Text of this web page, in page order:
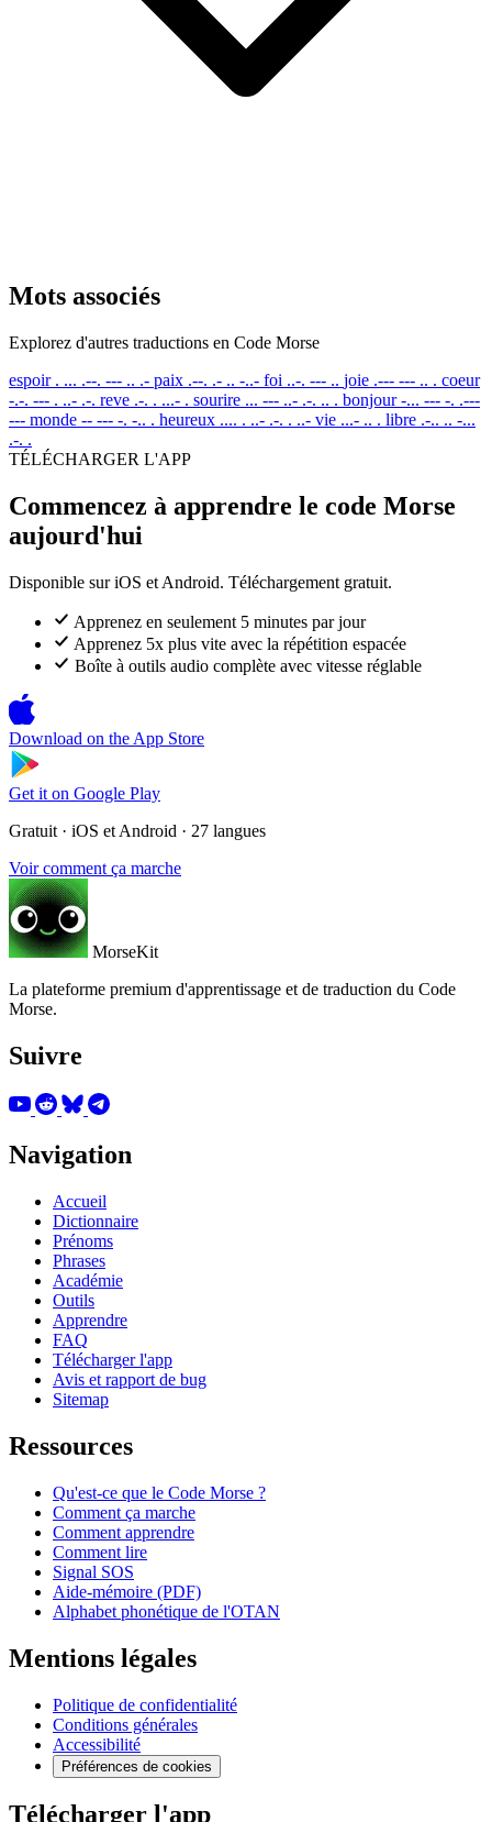
Mots associés
Explorez d'autres traductions en Code Morse
espoir . ... .--. --- .. .- paix .--. .- .. -..- foi ..-. --- .. joie .--- --- .. . coeur
-.-. --- . ..- .-. reve .-. . ...- . sourire ... --- ..- .-. .. . bonjour -... --- -. .---
--- monde -- --- -. -.. . heureux .... . ..- .-. . ..- vie ...- .. . libre .-.. .. -...
.-. .
TÉLÉCHARGER L'APP
Commencez à apprendre le code Morse
aujourd'hui
Disponible sur iOS et Android. Téléchargement gratuit.
Apprenez en seulement 5 minutes par jour
Apprenez 5x plus vite avec la répétition espacée
Boîte à outils audio complète avec vitesse réglable
Download on the App Store
Get it on Google Play
Gratuit · iOS et Android · 27 langues
Voir comment ça marche
MorseKit
La plateforme premium d'apprentissage et de traduction du Code
Morse.
Suivre
Navigation
Accueil
Dictionnaire
Prénoms
Phrases
Académie
Outils
Apprendre
FAQ
Télécharger l'app
Avis et rapport de bug
Sitemap
Ressources
Qu'est-ce que le Code Morse ?
Comment ça marche
Comment apprendre
Comment lire
Signal SOS
Aide-mémoire (PDF)
Alphabet phonétique de l'OTAN
Mentions légales
Politique de confidentialité
Conditions générales
Accessibilité
Préférences de cookies
Télécharger l'app